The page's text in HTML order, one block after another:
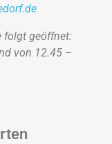
folgt geöffnet:
von 12.45 –